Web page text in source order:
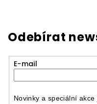
Odebírat
E-mail
Novinky a speciální